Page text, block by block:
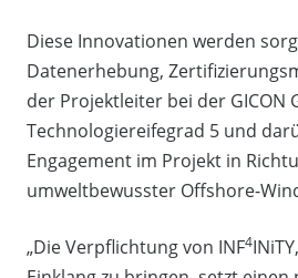
Diese Innovationen werden
Datenerhebung,
der Projektleiter bei der GICON
Technologiereifegrad 5 und
Engagement im Projekt in
umweltbewusster Offshore-
„Die Verpflichtung von INF4